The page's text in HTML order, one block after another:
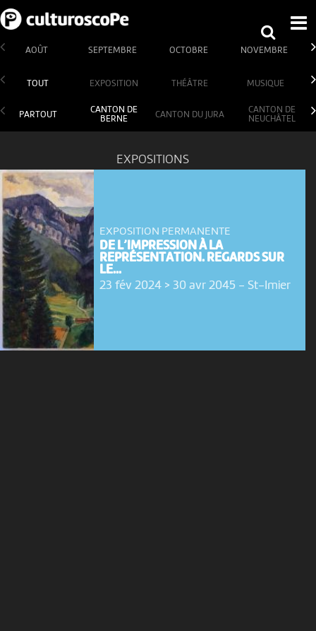
AOÛT SEPTEMBRE OCTOBRE NOVEMBRE
TOUT EXPOSITION THÉÂTRE MUSIQUE
PARTOUT
CANTON DE
BERNE
CANTON DU JURA
CANTON DE
NEUCHÂTEL
EXPOSITIONS
EXPOSITION PERMANENTE
DE L’IMPRESSION À LA
REPRÉSENTATION. REGARDS SUR
LE...
23 fév 2024 > 30 avr 2045 - St-Imier